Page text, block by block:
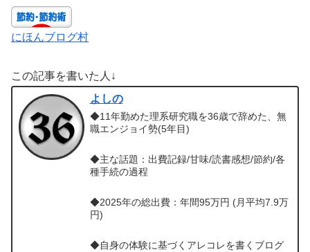
にほんブログ村
この記事を書いた人↓
よしの
◆11年勤めた理系研究職を36歳で辞めた、無
職エンジョイ勢(5年目)
◆主な話題：出費記録/甘味/読書感想/節約/各
種手続の過程
◆2025年の総出費：年間95万円 (月平均7.9万
円)
◆自身の体験に基づくアレコレを書くブログ